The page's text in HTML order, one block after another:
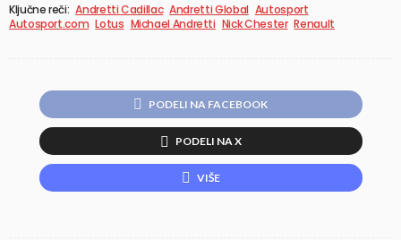
Ključne reči: Andretti Cadillac Andretti Global Autosport
Autosport.com Lotus Michael Andretti Nick Chester Renault
PODELI NA FACEBOOK
PODELI NA X
VIŠE